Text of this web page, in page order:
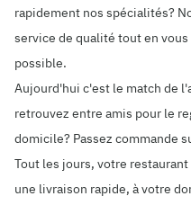
rapidement nos spécialités?
service de qualité tout en
possible.
Aujourd'hui c'est le match de
retrouvez entre amis pour le
domicile? Passez commande
Tout les jours, votre
une livraison rapide, à votre